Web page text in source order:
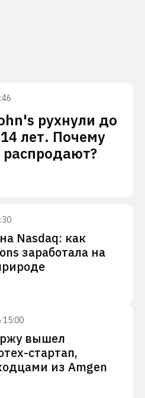
рухнули до
лет. Почему
Nasdaq: как
заработала на
15:00
вышел
стартап,
из Amgen